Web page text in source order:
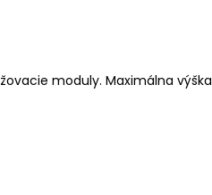
moduly. Maximálna výška